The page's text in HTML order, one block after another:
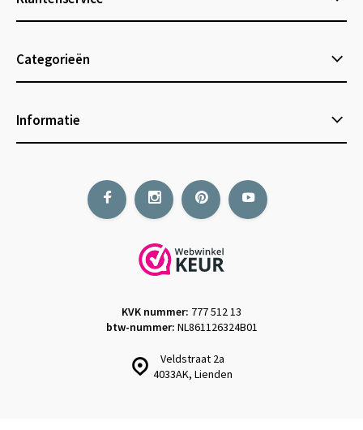
Categorieën
Informatie
Veldstraat 2a
4033AK, Lienden
KVK nummer: 777 512 13
btw-nummer: NL861126324B01